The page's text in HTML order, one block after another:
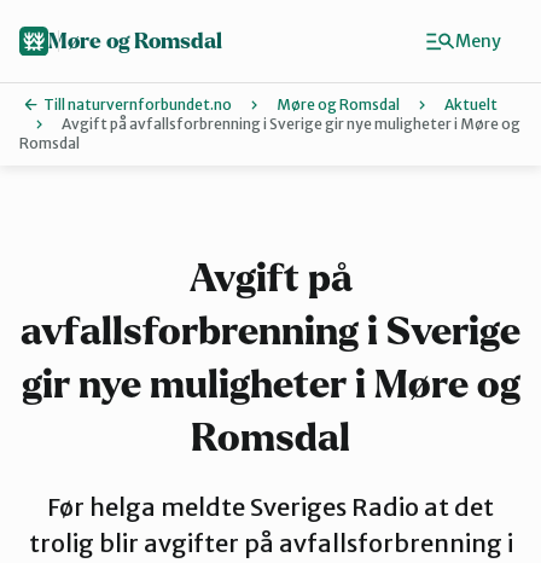
Aure
Kristiansund og Averøy
Molde
Møre og Romsdal
Till naturvernforbundet.no Møre og Romsdal
Aktuelt
Avgift på avfallsforbrenning i Sverige gir nye muligheter i Møre og
Romsdal
Avgift på
avfallsforbrenning i Sverige
gir nye muligheter i Møre og
Romsdal
Før helga meldte Sveriges Radio at det
trolig blir avgifter på avfallsforbrenning i